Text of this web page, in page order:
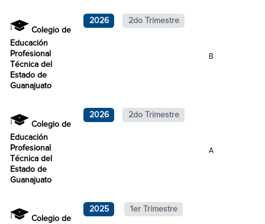
Colegio de
Educación
Profesional
Técnica del
Estado de
Guanajuato
2026 2do Trimestre
B
Colegio de
Educación
Profesional
Técnica del
Estado de
Guanajuato
2026 2do Trimestre
A
Colegio de
2025 1er Trimestre